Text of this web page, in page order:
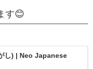
す😊
し) | Neo Japanese